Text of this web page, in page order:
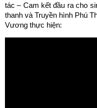
tác – Cam kết đầu ra cho
thanh và Truyền hình Phú
Vương thực hiện: